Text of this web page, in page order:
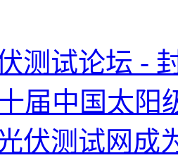
测试论坛 -
届中国太阳
伏测试网成